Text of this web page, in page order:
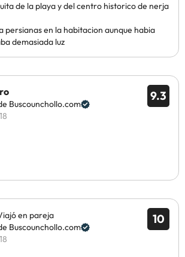
de la playa y del centro historico de nerja
persianas en la habitacion aunque habia
demasiada luz
9.3
Buscounchollo.com
10
en pareja
Buscounchollo.com